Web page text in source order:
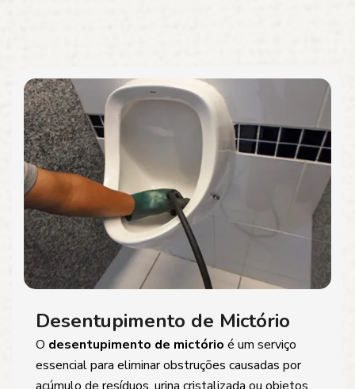
Desentupimento de Mictório
O desentupimento de mictório é um serviço
essencial para eliminar obstruções causadas por